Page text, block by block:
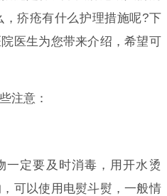
疥疮有什么护理措施呢?下
医生为您带来介绍，希望可
注意：
一定要及时消毒，用开水烫
可以使用电熨斗熨，一般情